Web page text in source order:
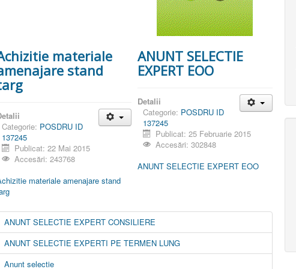
materiale
stand
Categorie: POSDRU ID
137245
Publicat: 22 Mai 2015
Accesări: 243768
materiale amenajare stand
ANUNT SELECTIE
EXPERT EOO
Detalii
Categorie: POSDRU ID
137245
Publicat: 25 Februarie 2015
Accesări: 302848
ANUNT SELECTIE EXPERT EOO
ANUNT SELECTIE EXPERT CONSILIERE
ANUNT SELECTIE EXPERTI PE TERMEN LUNG
Anunt selectie